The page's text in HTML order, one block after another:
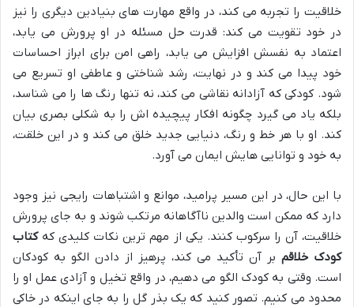
خلاقیت را تجربه می کند، در واقع مهارت های بنیادین دیگری را نیز
در خود تقویت می کند: قدرت حل مسئله در او پرورش می یابد،
اعتماد به نفسش افزایش می یابد، راهی امن برای ابراز احساسات
خود پیدا می کند و در نهایت، رشد شناختی و عاطفی او تسریع می
شود. کودکی که آزادانه نقاشی می کند، نه تنها رنگ ها را می شناسد،
بلکه یاد می گیرد چگونه افکار پیچیده اش را به شکلی بصری بیان
کند. او با هر خط و رنگ، دنیایی جدید خلق می کند و در این خلقت،
به خود و توانایی هایش ایمان می آورد.
با این حال، در این مسیر پرامید، موانع و اشتباهات رایجی نیز وجود
دارد که ممکن است والدین ناآگاهانه مرتکب شوند و به جای پرورش
خلاقیت، آن را سرکوب کنند. یکی از مهم ترین نکات کلیدی کهکتاب
کودک خلاقم بر آن تأکید می کند، پرهیز از دادن الگو به کودکان
است. وقتی به کودک الگو می دهیم، در واقع تخیل و آزادی عمل او را
محدود می کنیم. تصور کنید که یک بذر گل را به جای اینکه در خاکی